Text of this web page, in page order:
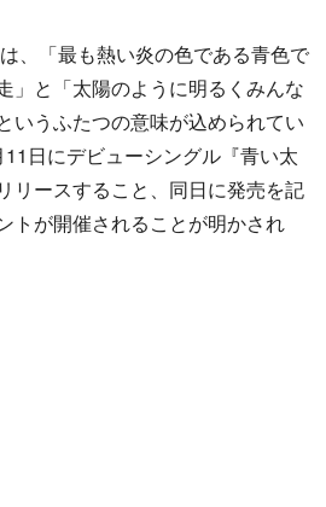
、「最も熱い炎の色である青色で
」と「太陽のように明るくみんな
いうふたつの意味が込められてい
日にデビューシングル『青い太
リースすること、同日に発売を記
トが開催されることが明かされ